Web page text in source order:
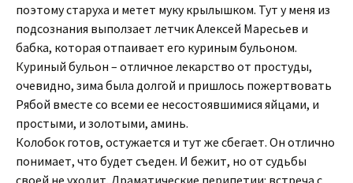
поэтому старуха и метет муку крылышком. Тут у меня из
подсознания выползает летчик Алексей Маресьев и
бабка, которая отпаивает его куриным бульоном.
Куриный бульон – отличное лекарство от простуды,
очевидно, зима была долгой и пришлось пожертвовать
Рябой вместе со всеми ее несостоявшимися яйцами, и
простыми, и золотыми, аминь.
Колобок готов, остужается и тут же сбегает. Он отлично
понимает, что будет съеден. И бежит, но от судьбы
своей не уходит. Драматические перипетии: встреча с